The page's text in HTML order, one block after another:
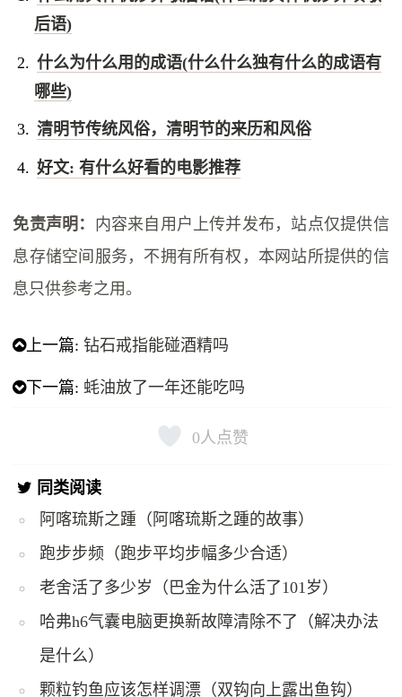
后语)
什么为什么用的成语(什么什么独有什么的成语有
哪些)
清明节传统风俗，清明节的来历和风俗
好文: 有什么好看的电影推荐
免责声明： 内容来自用户上传并发布，站点仅提供信
息存储空间服务，不拥有所有权，本网站所提供的信
息只供参考之用。
上一篇:钻石戒指能碰酒精吗
下一篇:蚝油放了一年还能吃吗
0人点赞
同类阅读
阿喀琉斯之踵（阿喀琉斯之踵的故事）
跑步步频（跑步平均步幅多少合适）
老舍活了多少岁（巴金为什么活了101岁）
哈弗h6气囊电脑更换新故障清除不了（解决办法
是什么）
颗粒钓鱼应该怎样调漂（双钩向上露出鱼钩）